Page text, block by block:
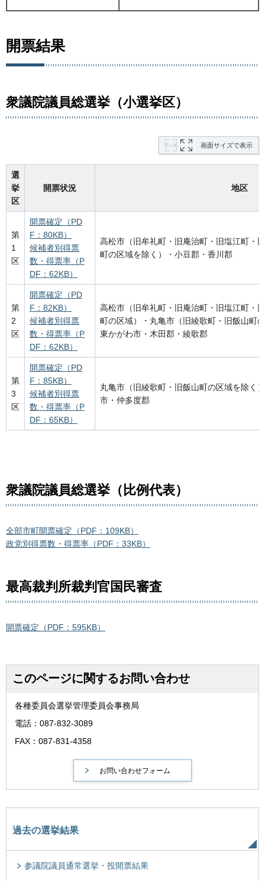
開票結果
衆議院議員総選挙（小選挙区）
画面サイズで表示
選
挙
区
開票状況 地区
第
1
区
開票確定（PD
F：80KB）
候補者別得票
数・得票率（P
DF：62KB）
高松市（旧牟礼町・旧庵治町・旧塩江町・
町の区域を除く）・小豆郡・香川郡
第
2
区
開票確定（PD
F：82KB）
候補者別得票
数・得票率（P
DF：62KB）
高松市（旧牟礼町・旧庵治町・旧塩江町・
町の区域）・丸亀市（旧綾歌町・旧飯山町
東かがわ市・木田郡・綾歌郡
第
3
区
開票確定（PD
F：85KB）
候補者別得票
数・得票率（P
DF：65KB）
丸亀市（旧綾歌町・旧飯山町の区域を除く
市・仲多度郡
衆議院議員総選挙（比例代表）
全部市町開票確定（PDF：109KB）
政党別得票数・得票率（PDF：33KB）
最高裁判所裁判官国民審査
開票確定（PDF：595KB）
このページに関するお問い合わせ
各種委員会選挙管理委員会事務局
電話：087-832-3089
FAX：087-831-4358
過去の選挙結果
参議院議員通常選挙・投開票結果